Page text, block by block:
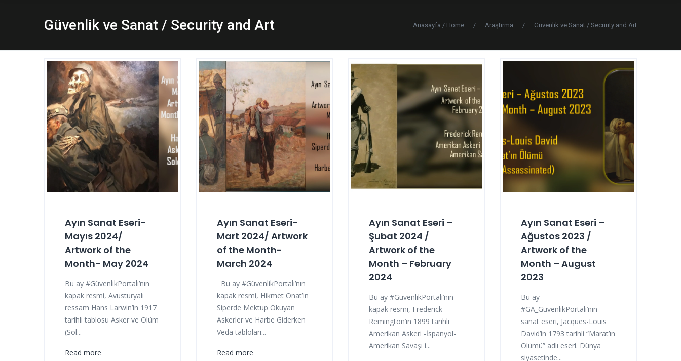
Güvenlik ve Sanat / Security and Art Anasayfa / Home / Araştırma / Güvenlik ve Sanat / Security and Art
Ayın Sanat Eseri-
Mayıs 2024/
Artwork of the
Month- May 2024
Bu ay #GüvenlikPortalı’nın
kapak resmi, Avusturyalı
ressam Hans Larwin’in 1917
tarihli tablosu Asker ve Ölüm
(Sol...
Read more
Ayın Sanat Eseri-
Mart 2024/ Artwork
of the Month-
March 2024
Bu ay #GüvenlikPortalı’nın
kapak resmi, Hikmet Onat’ın
Siperde Mektup Okuyan
Askerler ve Harbe Giderken
Veda tabloları...
Read more
Ayın Sanat Eseri –
Şubat 2024 /
Artwork of the
Month – February
2024
Bu ay #GüvenlikPortalı’nın
kapak resmi, Frederick
Remington’ın 1899 tarihli
Amerikan Askeri -İspanyol-
Amerikan Savaşı i...
Ayın Sanat Eseri –
Ağustos 2023 /
Artwork of the
Month – August
2023
Bu ay
#GA_GüvenlikPortalı’nın
sanat eseri, Jacques-Louis
David’in 1793 tarihli “Marat’ın
Ölümü” adlı eseri. Dünya
siyasetinde...